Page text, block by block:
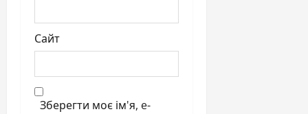
Сайт
Зберегти моє ім'я, e-